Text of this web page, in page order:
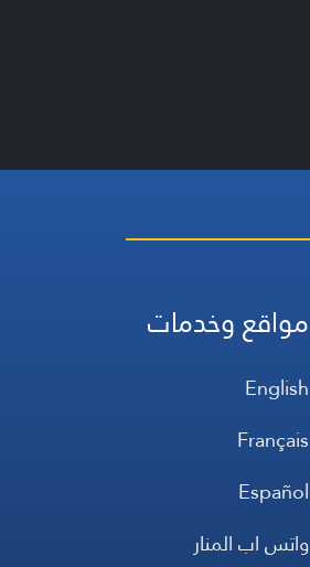
مواقع وخدمات
English
Français
Español
واتس اب المنار